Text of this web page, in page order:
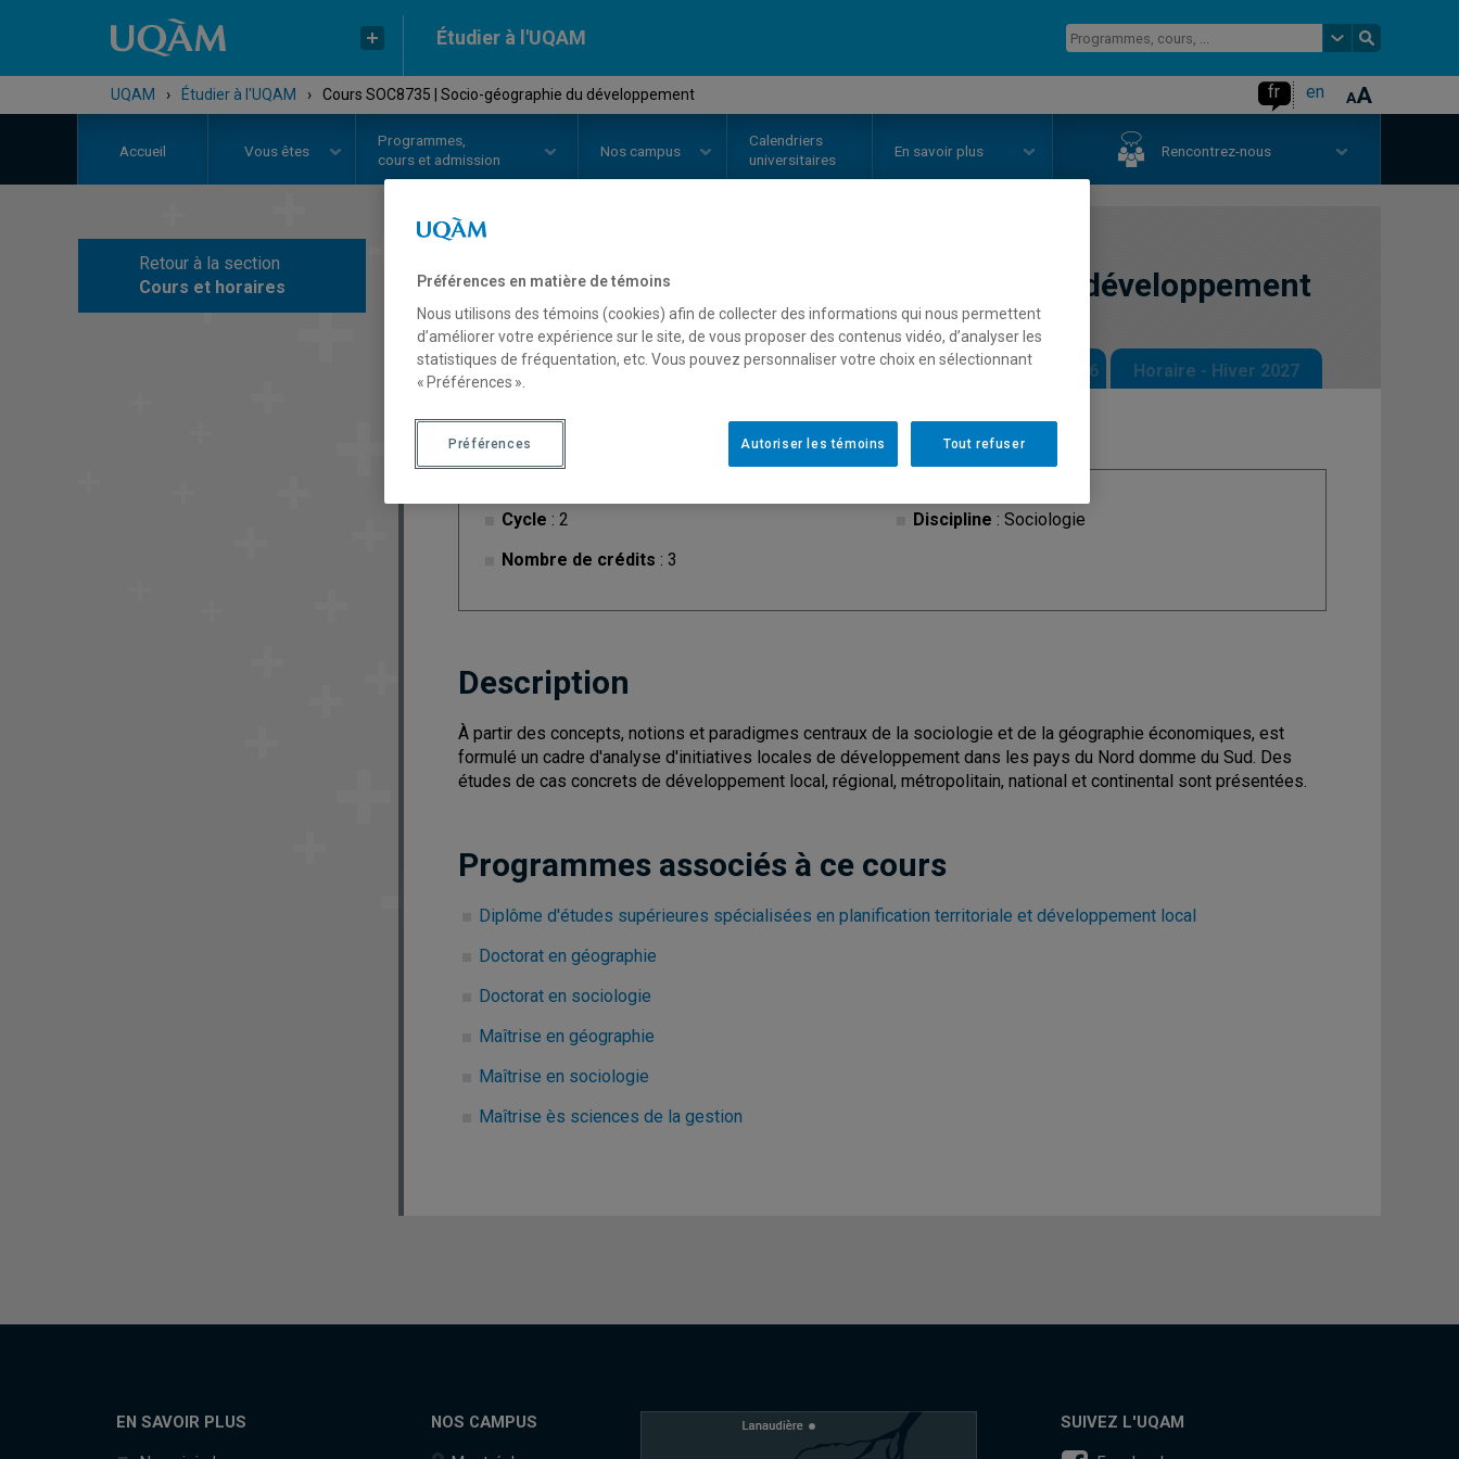
Étudier à l'UQAM
UQAM › Étudier à l'UQAM › Cours SOC8735 | Socio-géographie du développement fr en
Accueil Vous êtes
Programmes,
cours et admission
Nos campus
Calendriers
universitaires
En savoir plus Rencontrez-nous
Retour à la section
Cours et horaires
COURS// SOC8735 Socio-géographie du développement
Description Horaire - Été 2026 Horaire - Automne 2026 Horaire - Hiver 2027
Cycle : 2
Nombre de crédits : 3
Discipline : Sociologie
Description
À partir des concepts, notions et paradigmes centraux de la sociologie et de la géographie économiques, est
formulé un cadre d'analyse d'initiatives locales de développement dans les pays du Nord domme du Sud. Des
études de cas concrets de développement local, régional, métropolitain, national et continental sont présentées.
Programmes associés à ce cours
Diplôme d'études supérieures spécialisées en planification territoriale et développement local
Doctorat en géographie
Doctorat en sociologie
Maîtrise en géographie
Maîtrise en sociologie
Maîtrise ès sciences de la gestion
EN SAVOIR PLUS NOS CAMPUS SUIVEZ L'UQAM
Préférences en matière de témoins
Nous utilisons des témoins (cookies) afin de collecter des informations qui nous permettent
d’améliorer votre expérience sur le site, de vous proposer des contenus vidéo, d’analyser les
statistiques de fréquentation, etc. Vous pouvez personnaliser votre choix en sélectionnant
« Préférences ».
Tout refuser
Autoriser les témoins
Préférences